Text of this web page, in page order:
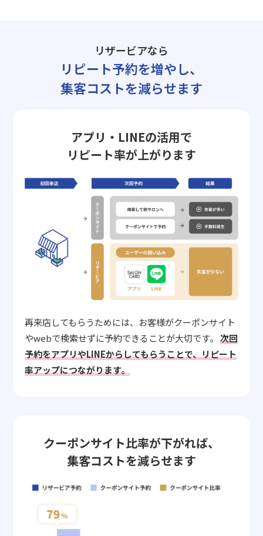
リザービアなら
リピート予約を増やし、
集客コストを減らせます
アプリ・LINEの活用で
リピート率が上がります
再来店してもらうためには、お客様がクーポンサイト
やwebで検索せずに予約できることが大切です。 次回
予約をアプリやLINEからしてもらうことで、リピート
率アップにつながります。
クーポンサイト比率が下がれば、
集客コストを減らせます